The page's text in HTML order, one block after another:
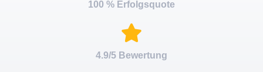
100 % Erfolgsquote
4.9/5 Bewertung